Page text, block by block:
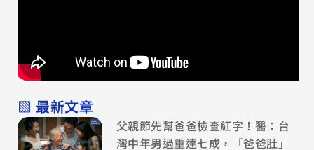
▧ 最新文章
父親節先幫爸爸檢查紅字！醫：台
灣中年男過重達七成，「爸爸肚」